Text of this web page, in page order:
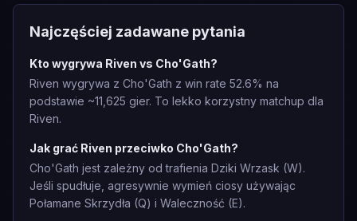
Najczęściej zadawane pytania
Kto wygrywa Riven vs Cho'Gath?
Riven wygrywa z Cho'Gath z win rate 52.6% na
podstawie ~11,625 gier. To lekko korzystny matchup dla
Riven.
Jak grać Riven przeciwko Cho'Gath?
Cho'Gath jest zależny od trafienia Dziki Wrzask (W).
Jeśli spudłuje, agresywnie wymień ciosy używając
Połamane Skrzydła (Q) i Waleczność (E).